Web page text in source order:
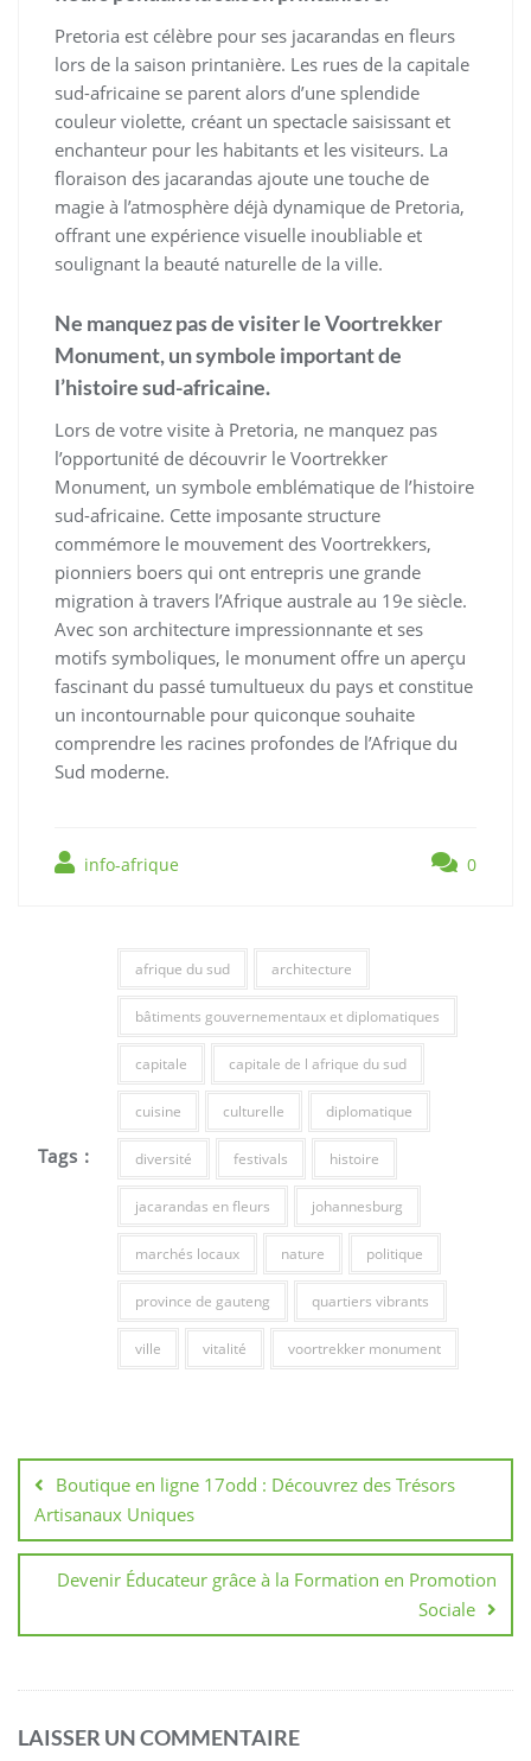
Pretoria est célèbre pour ses jacarandas en fleurs
lors de la saison printanière. Les rues de la capitale
sud-africaine se parent alors d’une splendide
couleur violette, créant un spectacle saisissant et
enchanteur pour les habitants et les visiteurs. La
floraison des jacarandas ajoute une touche de
magie à l’atmosphère déjà dynamique de Pretoria,
offrant une expérience visuelle inoubliable et
soulignant la beauté naturelle de la ville.
Ne manquez pas de visiter le Voortrekker
Monument, un symbole important de
l’histoire sud-africaine.
Lors de votre visite à Pretoria, ne manquez pas
l’opportunité de découvrir le Voortrekker
Monument, un symbole emblématique de l’histoire
sud-africaine. Cette imposante structure
commémore le mouvement des Voortrekkers,
pionniers boers qui ont entrepris une grande
migration à travers l’Afrique australe au 19e siècle.
Avec son architecture impressionnante et ses
motifs symboliques, le monument offre un aperçu
fascinant du passé tumultueux du pays et constitue
un incontournable pour quiconque souhaite
comprendre les racines profondes de l’Afrique du
Sud moderne.
info-afrique 0
Tags :
afrique du sud architecture
bâtiments gouvernementaux et diplomatiques
capitale capitale de l afrique du sud
cuisine culturelle diplomatique
diversité festivals histoire
jacarandas en fleurs johannesburg
marchés locaux nature politique
province de gauteng quartiers vibrants
ville vitalité voortrekker monument
de
l’article
Boutique en ligne 17odd : Découvrez des Trésors
Artisanaux Uniques
Devenir Éducateur grâce à la Formation en Promotion
Sociale
LAISSER UN COMMENTAIRE